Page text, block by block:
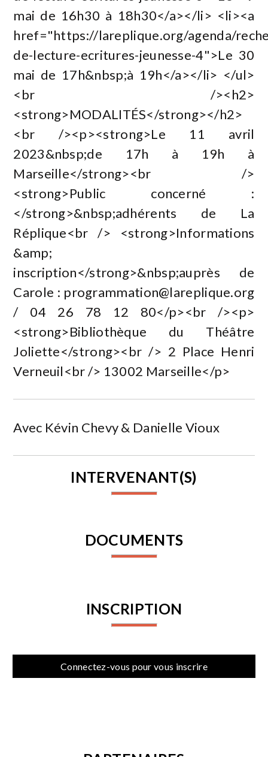
mai de 16h30 à 18h30</a></li> <li><a
href="https://lareplique.org/agenda/
de-lecture-ecritures-jeunesse-4">Le 30
mai de 17h&nbsp;à 19h</a></li> </ul>
<br /><h2>
<strong>MODALITÉS</strong></h2>
<br /><p><strong>Le 11 avril
2023&nbsp;de 17h à 19h à
Marseille</strong><br />
<strong>Public concerné :
</strong>&nbsp;adhérents de La
Réplique<br /> <strong>Informations
&amp;
inscription</strong>&nbsp;auprès de
Carole : programmation@lareplique.org
/ 04 26 78 12 80</p><br /><p>
<strong>Bibliothèque du Théâtre
Joliette</strong><br /> 2 Place Henri
Verneuil<br /> 13002 Marseille</p>
Avec Kévin Chevy & Danielle Vioux
INTERVENANT(S)
DOCUMENTS
INSCRIPTION
Connectez-vous pour vous inscrire